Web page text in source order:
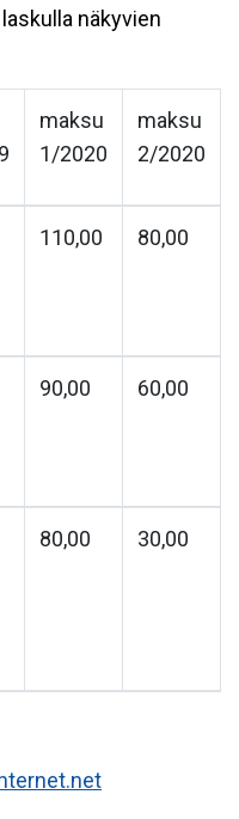
näkyvien
maksu
1/2020
maksu
2/2020
110,00 80,00
90,00 60,00
80,00 30,00